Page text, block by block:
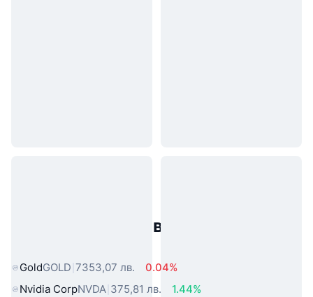
Популярни активи от реалния
GoldGOLD 7353,07 лв.
0.04%
Nvidia CorpNVDA 375,81 лв.
1.44%